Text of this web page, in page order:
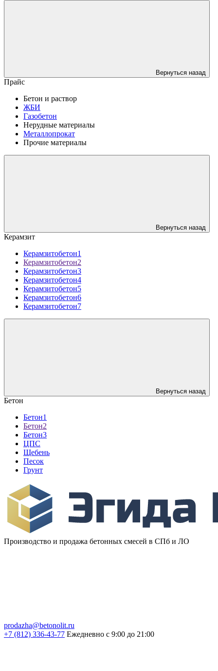
Вернуться назад
Прайс
Бетон и раствор
ЖБИ
Газобетон
Нерудные материалы
Металлопрокат
Прочие материалы
Вернуться назад
Керамзит
Керамзитобетон1
Керамзитобетон2
Керамзитобетон3
Керамзитобетон4
Керамзитобетон5
Керамзитобетон6
Керамзитобетон7
Вернуться назад
Бетон
Бетон1
Бетон2
Бетон3
ЦПС
Щебень
Песок
Грунт
Производство и продажа бетонных смесей в СПб и ЛО
prodazha@betonolit.ru
+7 (812) 336-43-77 Ежедневно с 9:00 до 21:00